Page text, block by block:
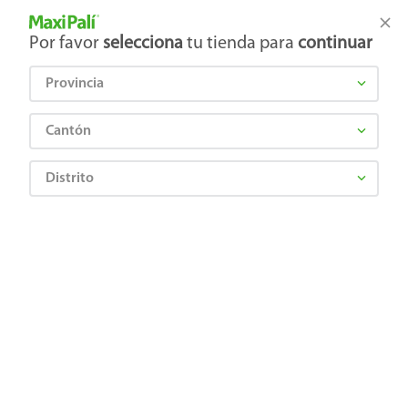
Tienda Maxi Palí
Por favor selecciona tu tienda para continuar
Provincia
Cantón
Distrito